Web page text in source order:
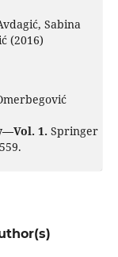
Sabina
(2016)
1. Springer
559.